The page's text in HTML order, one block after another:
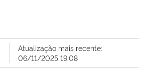
Atualização mais recente:
06/11/2025 19:08